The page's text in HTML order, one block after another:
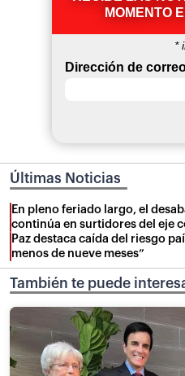
MOMENTO
*
Dirección de
Últimas Noticias
En pleno feriado largo, el
continúa en surtidores del eje
Paz destaca caída del riesgo
menos de nueve meses”
También te puede